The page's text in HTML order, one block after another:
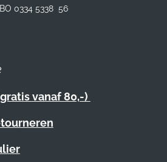
0334 5338 56
vanaf 80,-)